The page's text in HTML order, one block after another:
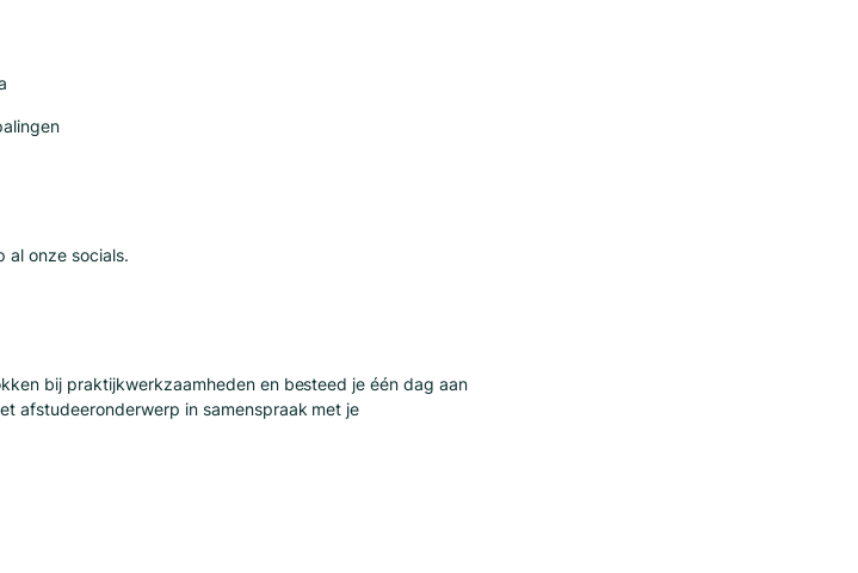
al onze socials.
bij praktijkwerkzaamheden en besteed je één dag aan
afstudeeronderwerp in samenspraak met je